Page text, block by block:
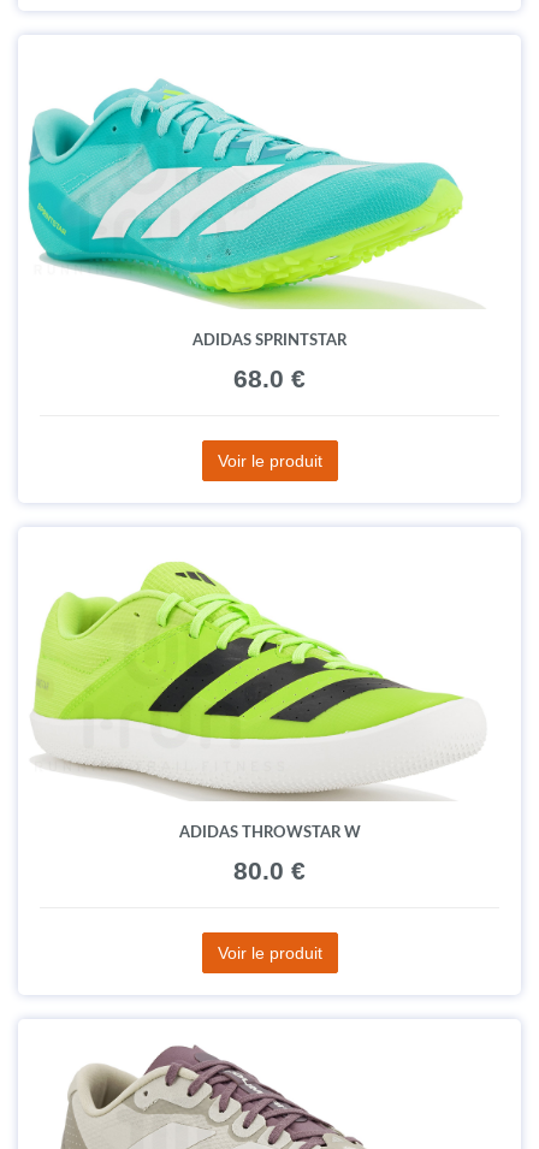
ADIDAS SPRINTSTAR
68.0 €
Voir le produit
ADIDAS THROWSTAR W
80.0 €
Voir le produit